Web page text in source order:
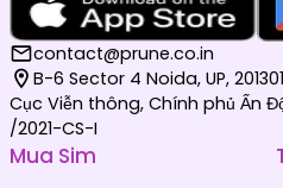
contact@prune.co.in
B-6 Sector 4 Noida, UP, 201301
Cục Viễn thông, Chính phủ Ấn
/2021-CS-I
Mua Sim